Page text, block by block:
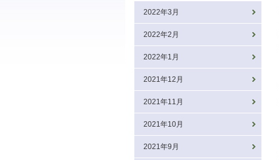
2022年3月
2022年2月
2022年1月
2021年12月
2021年11月
2021年10月
2021年9月